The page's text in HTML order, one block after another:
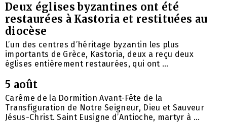
Deux églises byzantines ont été
restaurées à Kastoria et restituées au
diocèse
L’un des centres d’héritage byzantin les plus
importants de Grèce, Kastoria, deux a reçu deux
églises entièrement restaurées, qui ont ...
5 août
Carême de la Dormition Avant-Fête de la
Transfiguration de Notre Seigneur, Dieu et Sauveur
Jésus-Christ. Saint Eusigne d’Antioche, martyr à ...